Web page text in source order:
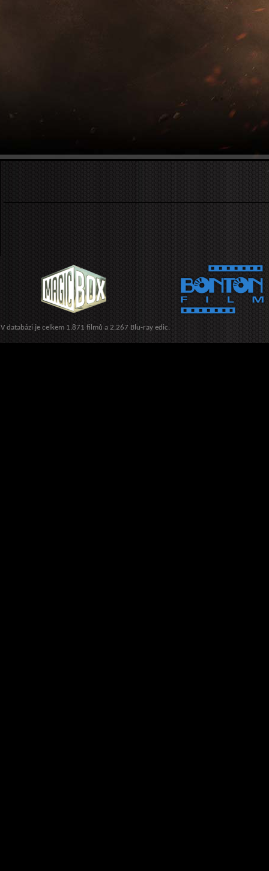
V databázi je celkem 1.871 filmů a 2.267 Blu-ray edic.